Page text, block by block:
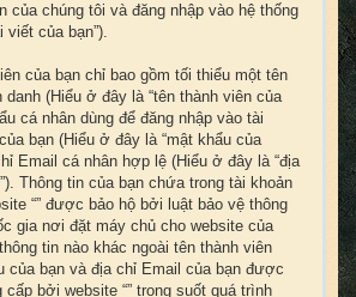
của chúng tôi và đăng nhập vào hệ thống
viết của bạn”).
của bạn chỉ bao gồm tối thiểu một tên
danh (Hiểu ở đây là “tên thành viên của
cá nhân dùng để đăng nhập vào tài
bạn (Hiểu ở đây là “mật khẩu của
Email cá nhân hợp lệ (Hiểu ở đây là “địa
Thông tin của bạn chứa trong tài khoản
“” được bảo hộ bởi luật bảo vệ thông
gia nơi đặt máy chủ cho website của
tin nào khác ngoài tên thành viên
của bạn và địa chỉ Email của bạn được
bởi website “” trong suốt quá trình